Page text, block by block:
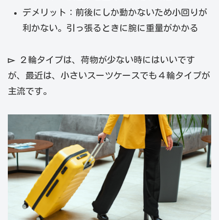
デメリット：前後にしか動かないため小回りが
利かない。引っ張るときに腕に重量がかかる
▻２輪タイプは、荷物が少ない時にはいいです
が、最近は、小さいスーツケースでも４輪タイプが
主流です。